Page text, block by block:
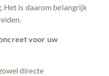
Het is daarom belangrijk
voor uw
directe